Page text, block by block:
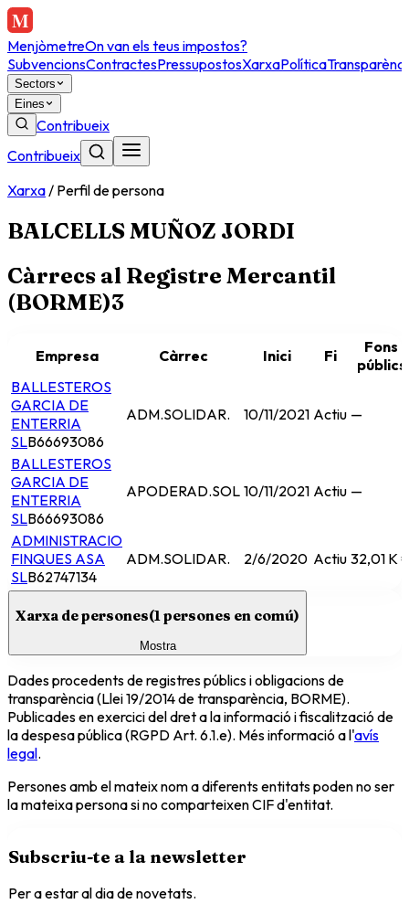
MenjòmetreOn van els teus impostos?
SubvencionsContractesPressupostosXarxaPolítica
Sectors
Eines
Contribueix
Contribueix
Xarxa/ Perfil de persona
BALCELLS MUÑOZ JORDI
Càrrecs al Registre Mercantil
(BORME)3
Empresa Càrrec Inici Fi
Fons
públics
BALLESTEROS
GARCIA DE
ENTERRIA
SLB66693086
ADM.SOLIDAR. 10/11/2021 Actiu —
BALLESTEROS
GARCIA DE
ENTERRIA
SLB66693086
APODERAD.SOL 10/11/2021 Actiu —
ADMINISTRACIO
FINQUES ASA
SLB62747134
ADM.SOLIDAR. 2/6/2020 Actiu 32,01 K
Xarxa de persones(1persones en comú)
Mostra
Dades procedents de registres públics i obligacions de
transparència (Llei 19/2014 de transparència, BORME).
Publicades en exercici del dret a la informació i fiscalització de
la despesa pública (RGPD Art. 6.1.e). Més informació a l'avís
legal.
Persones amb el mateix nom a diferents entitats poden no ser
la mateixa persona si no comparteixen CIF d'entitat.
Subscriu-te a la newsletter
Per a estar al dia de novetats.